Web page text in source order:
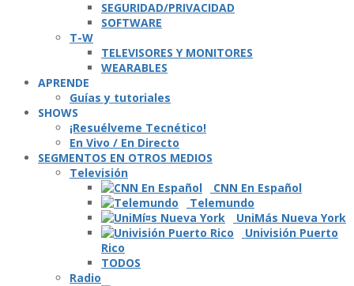
SEGURIDAD/PRIVACIDAD
SOFTWARE
T-W
TELEVISORES Y MONITORES
WEARABLES
APRENDE
Guí­as y tutoriales
SHOWS
¡Resuélveme Tecnético!
En Vivo / En Directo
SEGMENTOS EN OTROS MEDIOS
Televisión
CNN En Español
Telemundo
UniMás Nueva York
Univisión Puerto
Rico
TODOS
Radio